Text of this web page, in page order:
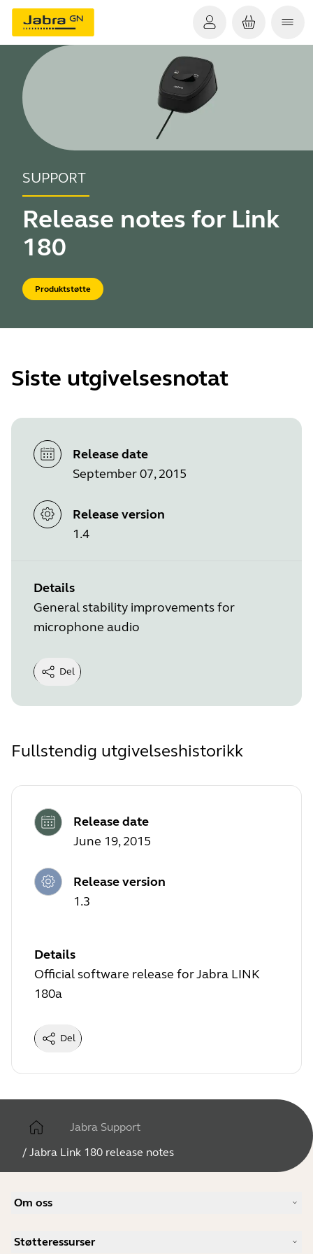
SUPPORT
Release notes for Link
180
Produktstøtte
Siste utgivelsesnotat
Release date
September 07, 2015
Release version
1.4
Details
General stability improvements for
microphone audio
Del
Fullstendig utgivelseshistorikk
Release date
June 19, 2015
Release version
1.3
Details
Official software release for Jabra LINK
180a
Del
Jabra Support
/ Jabra Link 180 release notes
Om oss
Karriere
Støtteressurser